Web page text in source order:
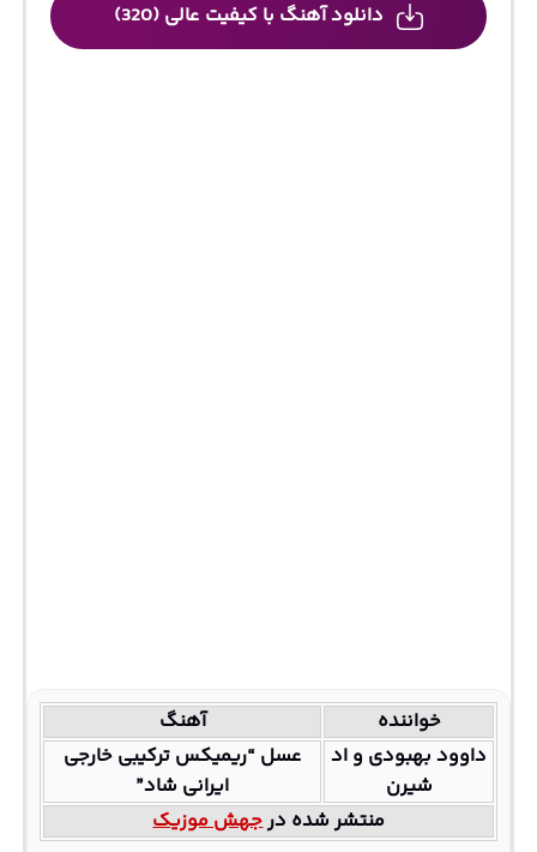
دانلود آهنگ با کیفیت عالی (320)
خواننده
آهنگ
داوود بهبودی و اد
شیرن
عسل “ریمیکس ترکیبی خارجی
ایرانی شاد”
منتشر شده درجهش موزیک